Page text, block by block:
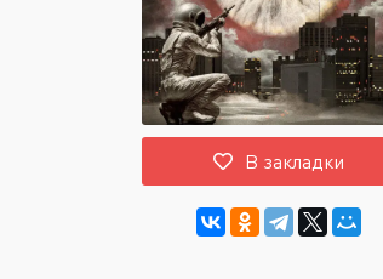
Топ 100
В закладки